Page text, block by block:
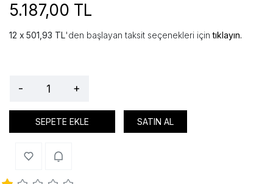
5.187,00 TL
501,93 TL'den başlayan taksit seçenekleri içintıklayın.
- +
SEPETE EKLE SATIN AL